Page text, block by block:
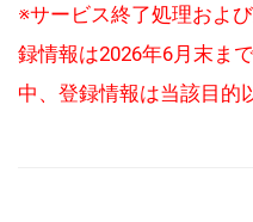
※サービス終了処理およ
録情報は2026年6月末ま
中、登録情報は当該目的